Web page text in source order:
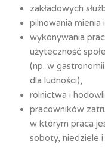
zakładowych
pilnowania mienia
wykonywania
użyteczność
(np. w
dla ludności),
rolnictwa i
pracowników
w którym praca
soboty, niedziele i